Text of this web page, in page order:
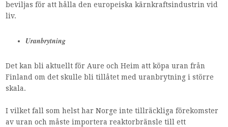
beviljas för att hålla den europeiska kärnkraftsindustrin vid
liv.
Uranbrytning
Det kan bli aktuellt för Aure och Heim att köpa uran från
Finland om det skulle bli tillåtet med uranbrytning i större
skala.
I vilket fall som helst har Norge inte tillräckliga förekomster
av uran och måste importera reaktorbränsle till ett